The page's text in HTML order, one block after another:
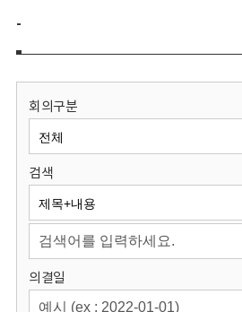
보
원
회
-
회의구분
검색
의결일